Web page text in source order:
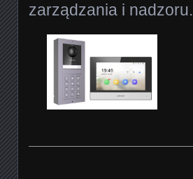
zarządzania i nadzoru.